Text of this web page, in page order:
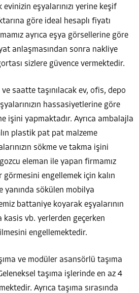
evinizin eşyalarınızı yerine keşif
göre ideal hesaplı fiyatı
ayrıca eşya görsellerine göre
anlaşmasından sonra nakliye
sizlere güvence vermektedir.
ve saatte taşınılacak ev, ofis, depo
hassasiyetlerine göre
işini yapmaktadır. Ayrıca ambalajla
plastik pat pat malzeme
sökme ve takma işini
eleman ile yapan firmamız
görmesini engellemek için kalın
yanında sökülen mobilya
battaniye koyarak eşyalarının
kasis vb. yerlerden geçerken
engellemektedir.
ve modüler asansörlü taşıma
taşıma işlerinde en az 4
Ayrıca taşıma sırasında